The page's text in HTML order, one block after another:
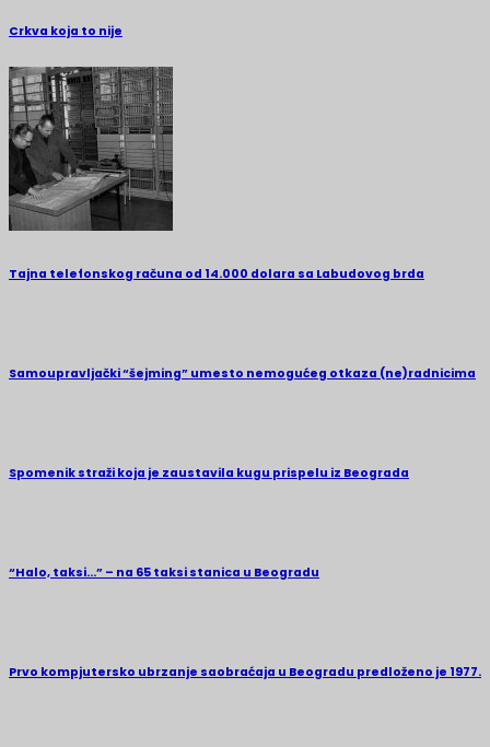
Crkva koja to nije
Tajna telefonskog računa od 14.000 dolara sa Labudovog brda
Samoupravljački “šejming” umesto nemogućeg otkaza (ne)radnicima
Spomenik straži koja je zaustavila kugu prispelu iz Beograda
“Halo, taksi…” – na 65 taksi stanica u Beogradu
Prvo kompjutersko ubrzanje saobraćaja u Beogradu predloženo je 1977.